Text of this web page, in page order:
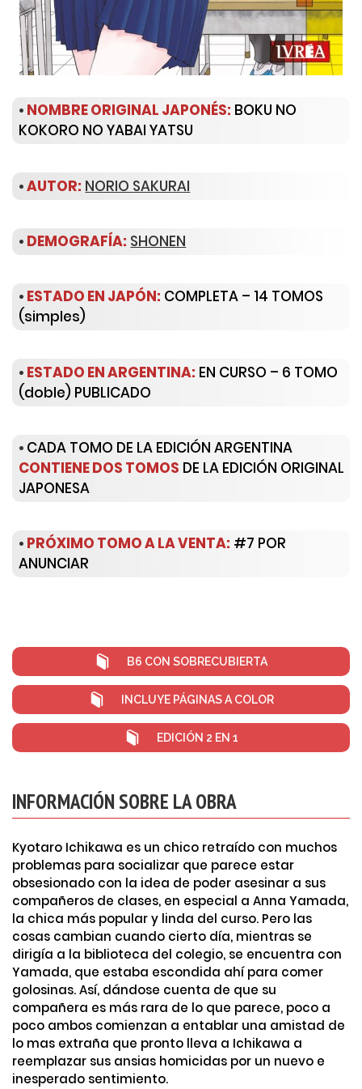
• NOMBRE ORIGINAL JAPONÉS: BOKU NO
KOKORO NO YABAI YATSU
•AUTOR: NORIO SAKURAI
• DEMOGRAFÍA: SHONEN
• ESTADO EN JAPÓN: COMPLETA – 14 TOMOS
(simples)
• ESTADO EN ARGENTINA: EN CURSO – 6 TOMO
(doble) PUBLICADO
• CADA TOMO DE LA EDICIÓN ARGENTINA
CONTIENE DOS TOMOS DE LA EDICIÓN ORIGINAL
JAPONESA
• PRÓXIMO TOMO A LA VENTA: #7 POR
ANUNCIAR
B6 CON SOBRECUBIERTA
INCLUYE PÁGINAS A COLOR
EDICIÓN 2 EN 1
INFORMACIÓN SOBRE LA OBRA
Kyotaro Ichikawa es un chico retraído con muchos
problemas para socializar que parece estar
obsesionado con la idea de poder asesinar a sus
compañeros de clases, en especial a Anna Yamada,
la chica más popular y linda del curso. Pero las
cosas cambian cuando cierto día, mientras se
dirigía a la biblioteca del colegio, se encuentra con
Yamada, que estaba escondida ahí para comer
golosinas. Así, dándose cuenta de que su
compañera es más rara de lo que parece, poco a
poco ambos comienzan a entablar una amistad de
lo mas extraña que pronto lleva a Ichikawa a
reemplazar sus ansias homicidas por un nuevo e
inesperado sentimiento.